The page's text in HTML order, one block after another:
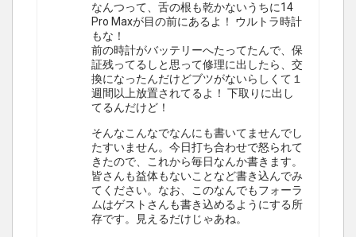
なんつって、舌の根も乾かないうちに14
Pro Maxが目の前にあるよ！ ウルトラ時計
もな！
前の時計がバッテリーへたってたんで、保
証残ってるしと思って修理に出したら、交
換になったんだけどブツがないらしくて１
週間以上放置されてるよ！ 下取りに出し
てるんだけど！
そんなこんなでなんにも書いてませんでし
たすいません。今日打ち合わせで怒られて
きたので、これから毎日なんか書きます。
皆さんも益体もないことなど書き込んでみ
てください。なお、このなんでもフォーラ
ムはゲストさんも書き込めるようにする所
存です。見えるだけじゃあね。